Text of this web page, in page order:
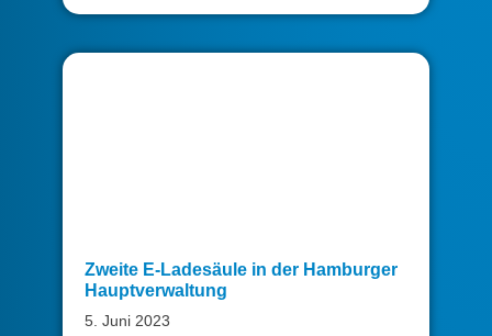
Zweite E-Ladesäule in der Hamburger
Hauptverwaltung
5. Juni 2023